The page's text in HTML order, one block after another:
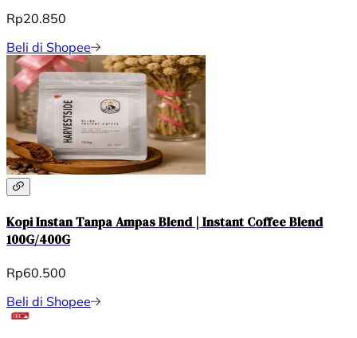
Rp20.850
Beli di Shopee
Kopi Instan Tanpa Ampas Blend | Instant Coffee Blend
100G/400G
Rp60.500
Beli di Shopee